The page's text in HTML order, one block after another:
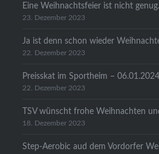
Eine Weihnachtsfeier ist nicht
23. Dezember 2023
Ja ist denn schon wieder
22. Dezember 2023
Preisskat im Sportheim – 06.01.2024
22. Dezember 2023
TSV wünscht frohe Weihnachten
18. Dezember 2023
Step-Aerobic aud dem Vordorfer